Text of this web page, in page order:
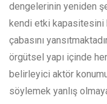
dengelerinin yeniden
kendi etki kapasitesini
çabasını
örgütsel yapı içinde
belirleyici aktör
söylemek yanlış